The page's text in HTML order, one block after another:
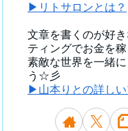
▶リトサロンとは？
文章を書くのが好
ティングでお金を
素敵な世界を一緒
う☆彡
▶山本りとの詳し